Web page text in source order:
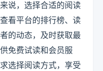
说，选择合适的阅读
看平台的排行榜、读
的动态，及时获取最
免费试读和会员服
选择阅读方式，享受